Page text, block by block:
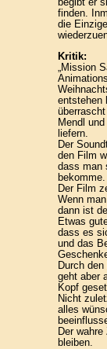
finden.
die
Kritik:
„Mission
entstehen
Mendl
liefern.
Der
den Film
dass man
bekomme.
Der Film
Wenn
dann ist
Etwas
dass es
und das
Durch
geht aber
Kopf
Nicht
alles
Der
bleiben.